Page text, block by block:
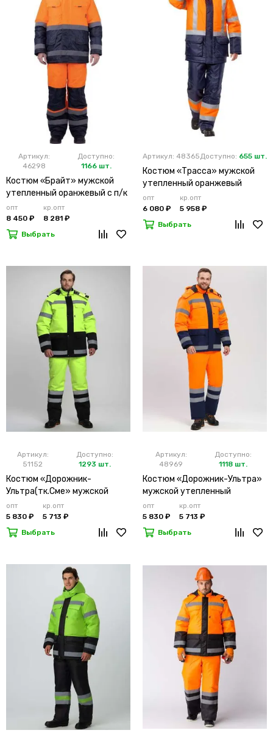
Артикул:
46298
Доступно:
1166 шт.
Костюм «Брайт» мужской
утепленный оранжевый с п/к
опт
8 450 ₽
кр.опт
8 281 ₽
Выбрать
Артикул: 48365Доступно: 655 шт.
Костюм «Трасса» мужской
утепленный оранжевый
опт
6 080 ₽
кр.опт
5 958 ₽
Выбрать
Артикул:
51152
Доступно:
1293 шт.
Костюм «Дорожник-
Ультра(тк.Сме» мужской
утепленный лимонный
опт
5 830 ₽
кр.опт
5 713 ₽
Выбрать
Артикул:
48969
Доступно:
1118 шт.
Костюм «Дорожник-Ультра»
мужской утепленный
оранжевый
опт
5 830 ₽
кр.опт
5 713 ₽
Выбрать